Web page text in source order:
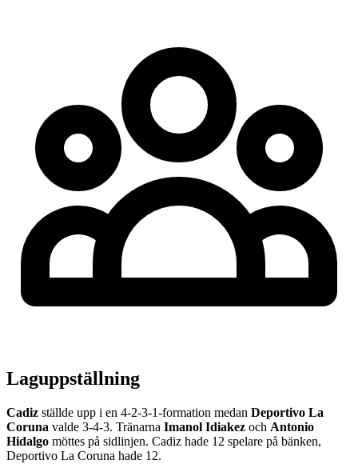
Laguppställning
Cadiz ställde upp i en 4-2-3-1-formation medan Deportivo La
Coruna valde 3-4-3. Tränarna Imanol Idiakez och Antonio
Hidalgo möttes på sidlinjen. Cadiz hade 12 spelare på bänken,
Deportivo La Coruna hade 12.